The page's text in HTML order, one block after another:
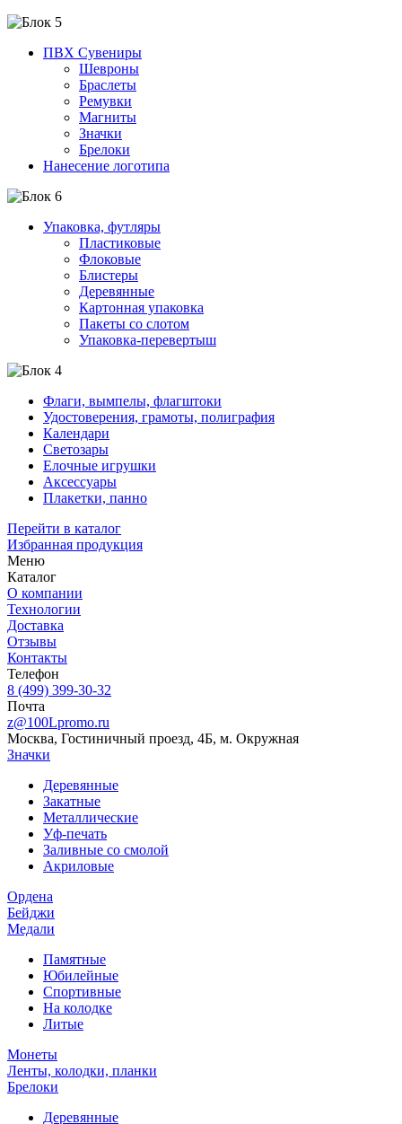
ПВХ Сувениры
Шевроны
Браслеты
Ремувки
Магниты
Значки
Брелоки
Нанесение логотипа
Упаковка, футляры
Пластиковые
Флоковые
Блистеры
Деревянные
Картонная упаковка
Пакеты со слотом
Упаковка-перевертыш
Флаги, вымпелы, флагштоки
Удостоверения, грамоты, полиграфия
Календари
Светозары
Елочные игрушки
Аксессуары
Плакетки, панно
Перейти в каталог
Избранная продукция
Меню
Каталог
О компании
Технологии
Доставка
Отзывы
Контакты
Телефон
8 (499) 399-30-32
Почта
z@100Lpromo.ru
Москва, Гостиничный проезд, 4Б, м. Окружная
Значки
Деревянные
Закатные
Металлические
Уф-печать
Заливные со смолой
Акриловые
Ордена
Бейджи
Медали
Памятные
Юбилейные
Спортивные
На колодке
Литые
Монеты
Ленты, колодки, планки
Брелоки
Деревянные